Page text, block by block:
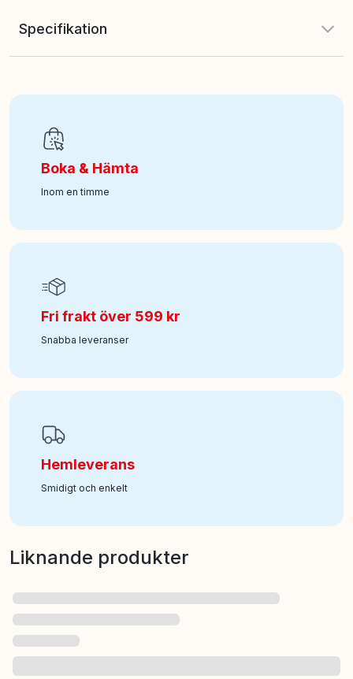
Specifikation
Art nr:7113-119606128
Boka & Hämta
Inom en timme
Fri frakt över 599 kr
Snabba leveranser
Hemleverans
Smidigt och enkelt
Liknande produkter